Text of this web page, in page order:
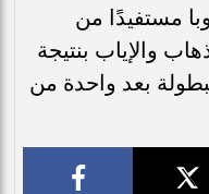
مستفيدًا من
والإياب بنتيجة
بعد واحدة من